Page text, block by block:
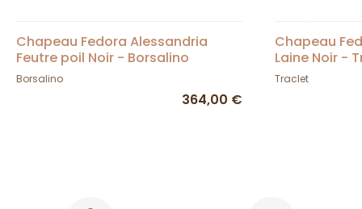
Chapeau Fedora Alessandria
Feutre poil Noir - Borsalino
Borsalino
364,00 €
Chapeau
Laine Noir -
Traclet